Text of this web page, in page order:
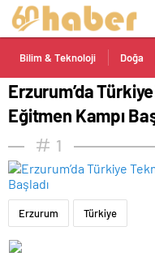
Bilim & Teknoloji Doğa
Erzurum’da
Eğitmen Kampı
1
Erzurum Türkiye